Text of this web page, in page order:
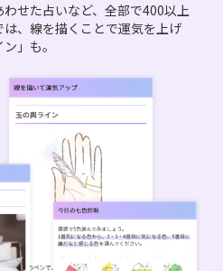
せた占いなど、全部で400以上
、線を描くことで運気を上げ
」も。